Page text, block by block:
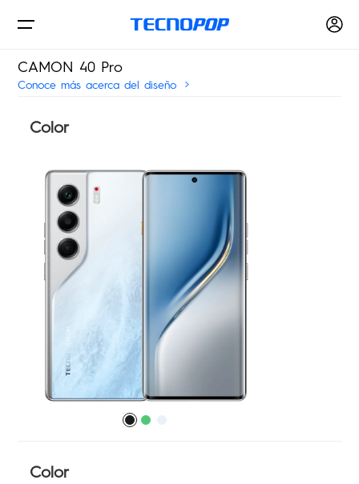
Teléfonos
Tiendas físicas
Dónde comprar
CAMON 40 Pro
Conoce más acerca del diseño
Color
Color